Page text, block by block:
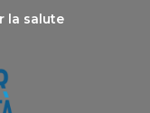
la salute